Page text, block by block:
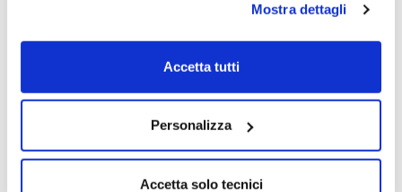
Mostra dettagli
Accetta tutti
Personalizza
Accetta solo tecnici
luglio 2022, evento
rafforzamento della
fase rialzista delle
ultime sedute.
all’ipercomprato,
davvero esagerato se si